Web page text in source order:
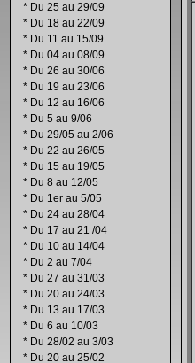
* Du 25 au 29/09
* Du 18 au 22/09
* Du 11 au 15/09
* Du 04 au 08/09
* Du 26 au 30/06
* Du 19 au 23/06
* Du 12 au 16/06
* Du 5 au 9/06
* Du 29/05 au 2/06
* Du 22 au 26/05
* Du 15 au 19/05
* Du 8 au 12/05
* Du 1er au 5/05
* Du 24 au 28/04
* Du 17 au 21 /04
* Du 10 au 14/04
* Du 2 au 7/04
* Du 27 au 31/03
* Du 20 au 24/03
* Du 13 au 17/03
* Du 6 au 10/03
* Du 28/02 au 3/03
* Du 20 au 25/02